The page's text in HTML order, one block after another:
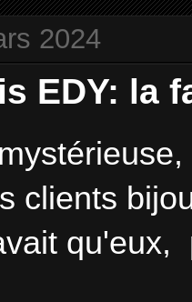
2024
EDY: la
clients
qu'eux,